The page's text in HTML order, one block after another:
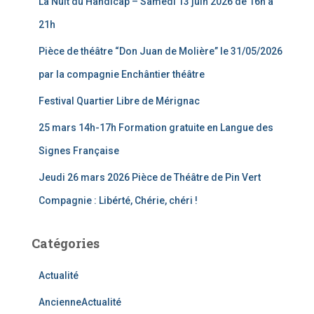
21h
Pièce de théâtre “Don Juan de Molière” le 31/05/2026
par la compagnie Enchântier théâtre
Festival Quartier Libre de Mérignac
25 mars 14h-17h Formation gratuite en Langue des
Signes Française
Jeudi 26 mars 2026 Pièce de Théâtre de Pin Vert
Compagnie : Libérté, Chérie, chéri !
Catégories
Actualité
AncienneActualité